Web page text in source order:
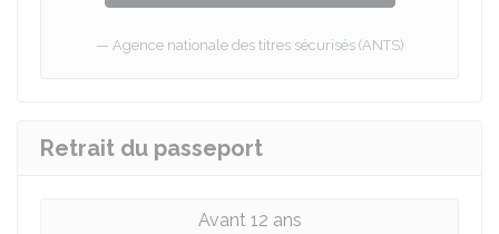
Agence nationale des titres sécurisés (ANTS)
Retrait du passeport
Avant 12 ans